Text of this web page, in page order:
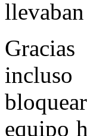
incluso
equipo